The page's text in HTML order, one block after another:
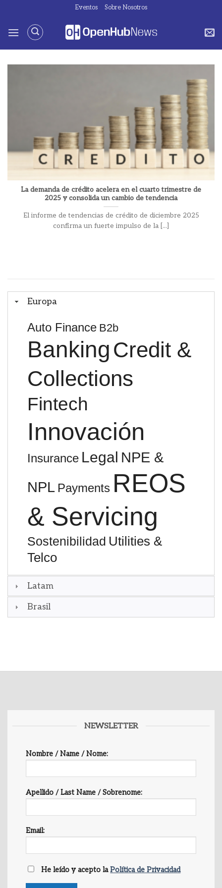
contenido
Eventos Sobre Nosotros
Europa
Auto Finance B2b
Banking Credit &
Collections
Fintech
Innovación
Insurance Legal NPE &
NPL Payments REOS
& Servicing
Sostenibilidad Utilities &
Telco
Latam
Brasil
La demanda de crédito acelera en el cuarto trimestre de
2025 y consolida un cambio de tendencia
El informe de tendencias de crédito de diciembre 2025
confirma un fuerte impulso de la [...]
NEWSLETTER
Nombre / Name / Nome:
Apellido / Last Name / Sobrenome:
Email:
He leído y acepto laPolítica de Privacidad